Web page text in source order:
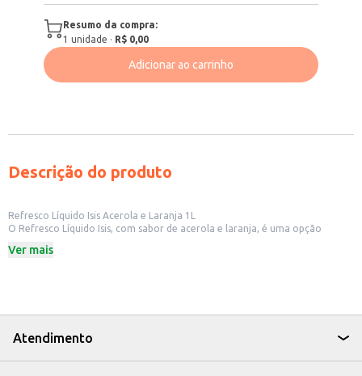
Resumo da compra:
1 unidade · R$ 0,00
Adicionar ao carrinho
Descrição do produto
Refresco Líquido Isis Acerola e Laranja 1L
O Refresco Líquido Isis, com sabor de acerola e laranja, é uma opção
de 1 litro, é ideal para ter em casa, para oferecer em lanchonetes,
Pode ser utilizado em receitas de drinks e coquetéis.
Perfeito para ter sempre à mão em casa ou no seu estabelecimento.
O Refresco Líquido Isis Acerola e Laranja é uma escolha prática e saborosa
Ver mais
Atendimento